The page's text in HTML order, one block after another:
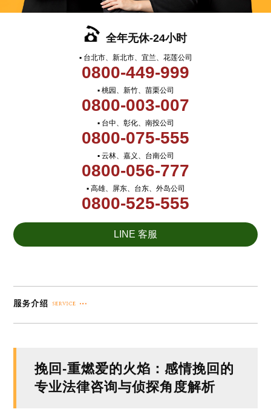
全年无休-24小时
▪ 台北市、新北市、宜兰、花莲公司
0800-449-999
▪ 桃园、新竹、苗栗公司
0800-003-007
▪ 台中、彰化、南投公司
0800-075-555
▪ 云林、嘉义、台南公司
0800-056-777
▪ 高雄、屏东、台东、外岛公司
0800-525-555
LINE 客服
挽回-重燃爱的火焰：感情挽回的
专业法律咨询与侦探角度解析